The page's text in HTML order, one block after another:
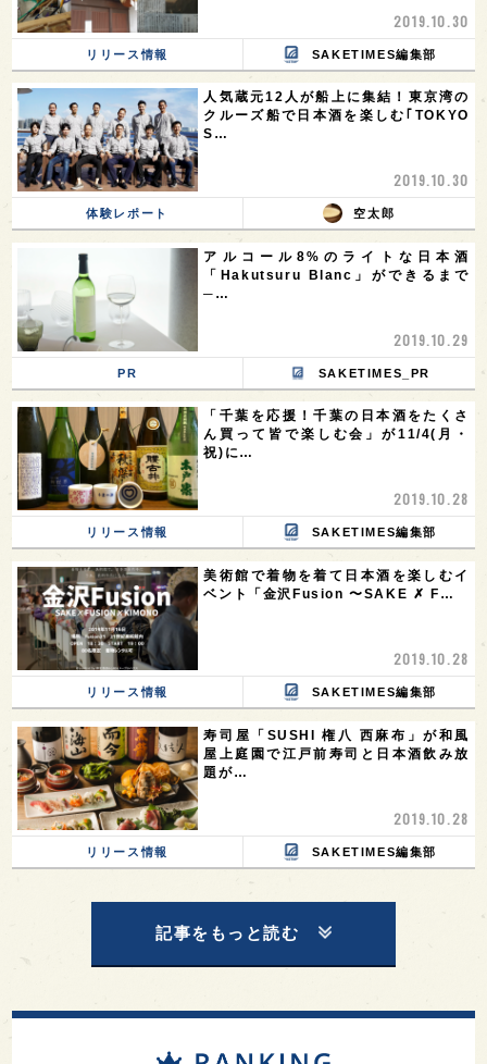
2019.10.30
リリース情報 SAKETIMES編集部
人気蔵元12人が船上に集結！東京湾の
クルーズ船で日本酒を楽しむ｢TOKYO
S…
2019.10.30
体験レポート 空太郎
アルコール8%のライトな日本酒
「Hakutsuru Blanc」ができるまで
─…
2019.10.29
PR SAKETIMES_PR
「千葉を応援！千葉の日本酒をたくさ
ん買って皆で楽しむ会」が11/4(月・
祝)に…
2019.10.28
リリース情報 SAKETIMES編集部
美術館で着物を着て日本酒を楽しむイ
ベント「金沢Fusion 〜SAKE ✗ F…
2019.10.28
リリース情報 SAKETIMES編集部
寿司屋「SUSHI 権八 西麻布」が和風
屋上庭園で江戸前寿司と日本酒飲み放
題が…
2019.10.28
リリース情報 SAKETIMES編集部
記事をもっと読む